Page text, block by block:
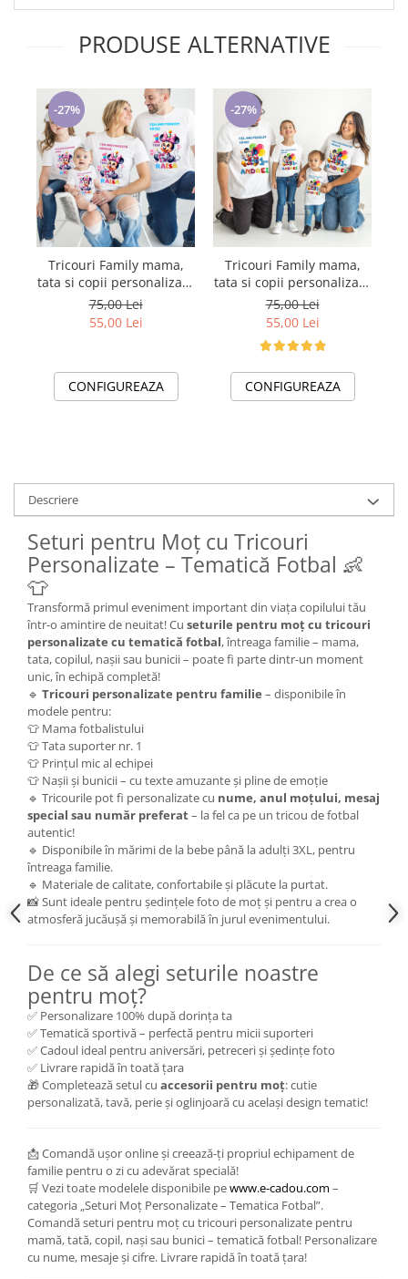
PRODUSE ALTERNATIVE
-27%
Tricouri Family mama,
tata si copii personalizate
PENTRU MOT 1 AN
11256.02 Minnie Mouse
75,00 Lei
55,00 Lei
CONFIGUREAZA
-27%
Tricouri Family mama,
tata si copii personalizate
PENTRU MOT 1 AN
11256.01 MICKEY MOUSE
75,00 Lei
55,00 Lei
CONFIGUREAZA
Descriere
Seturi pentru Moț cu Tricouri
Personalizate – Tematică Fotbal 👶
👕
Transformă primul eveniment important din viața copilului tău
într-o amintire de neuitat! Cu seturile pentru moț cu tricouri
personalizate cu tematică fotbal, întreaga familie – mama,
tata, copilul, nașii sau bunicii – poate fi parte dintr-un moment
unic, în echipă completă!
🔹 Tricouri personalizate pentru familie – disponibile în
modele pentru:
👕 Mama fotbalistului
👕 Tata suporter nr. 1
👕 Prințul mic al echipei
👕 Nașii și bunicii – cu texte amuzante și pline de emoție
🔹 Tricourile pot fi personalizate cu nume, anul moțului, mesaj
special sau număr preferat– la fel ca pe un tricou de fotbal
autentic!
🔹 Disponibile în mărimi de la bebe până la adulți 3XL, pentru
întreaga familie.
🔹 Materiale de calitate, confortabile și plăcute la purtat.
📸 Sunt ideale pentru ședințele foto de moț și pentru a crea o
atmosferă jucăușă și memorabilă în jurul evenimentului.
De ce să alegi seturile noastre
pentru moț?
✅ Personalizare 100% după dorința ta
✅ Tematică sportivă – perfectă pentru micii suporteri
✅ Cadoul ideal pentru aniversări, petreceri și ședințe foto
✅ Livrare rapidă în toată țara
🎁 Completează setul cu accesorii pentru moț: cutie
personalizată, tavă, perie și oglinjoară cu același design tematic!
📩 Comandă ușor online și creează-ți propriul echipament de
familie pentru o zi cu adevărat specială!
🛒 Vezi toate modelele disponibile pewww.e-cadou.com –
categoria „Seturi Moț Personalizate – Tematica Fotbal”.
Comandă seturi pentru moț cu tricouri personalizate pentru
mamă, tată, copil, nași sau bunici – tematică fotbal! Personalizare
cu nume, mesaje și cifre. Livrare rapidă în toată țara!